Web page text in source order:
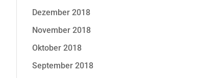
Dezember 2018
November 2018
Oktober 2018
September 2018